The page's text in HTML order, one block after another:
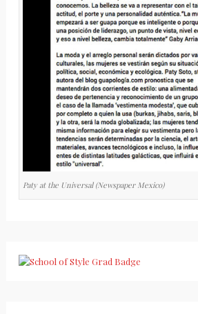
Paty at the Universal (Newspaper Mexico)